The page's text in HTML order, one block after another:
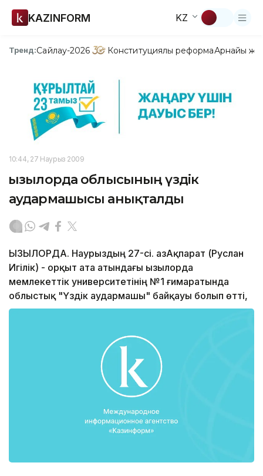
KAZINFORM KZ
Тренд:Сайлау-2026 Конституциялық реформаАрнайы
10:44, 27 Наурыз 2009
Қызылорда облысының үздік
аудармашысы анықталды
ҚЫЗЫЛОРДА. Наурыздың 27-сі. ҚазАқпарат (Руслан
Игілік) - Қорқыт ата атындағы Қызылорда
мемлекеттік университетінің №1 ғимаратында
облыстық "Үздік аудармашы" байқауы болып өтті,